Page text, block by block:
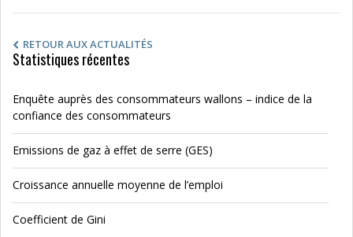
RETOUR AUX ACTUALITÉS
Statistiques récentes
Enquête auprès des consommateurs wallons – indice de la
confiance des consommateurs
Emissions de gaz à effet de serre (GES)
Croissance annuelle moyenne de l’emploi
Coefficient de Gini